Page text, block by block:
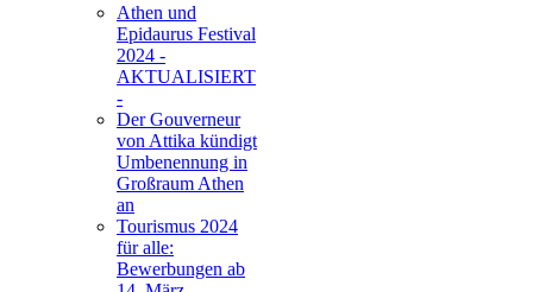
Athen und
Epidaurus Festival
2024 -
AKTUALISIERT
-
Der Gouverneur
von Attika kündigt
Umbenennung in
Großraum Athen
an
Tourismus 2024
für alle:
Bewerbungen ab